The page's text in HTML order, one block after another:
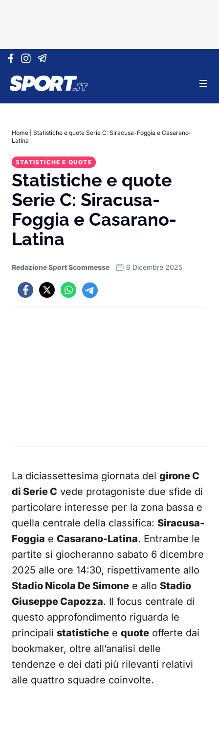
Vai al contenuto
Home
Statistiche e quote Serie C: Siracusa-Foggia e Casarano-
Latina
STATISTICHE E QUOTE
Statistiche e quote
Serie C: Siracusa-
Foggia e Casarano-
Latina
Redazione Sport Scommesse 6 Dicembre 2025
La diciassettesima giornata del girone C
di Serie C vede protagoniste due sfide di
particolare interesse per la zona bassa e
quella centrale della classifica: Siracusa-
Foggia e Casarano-Latina. Entrambe le
partite si giocheranno sabato 6 dicembre
2025 alle ore 14:30, rispettivamente allo
Stadio Nicola De Simone e allo Stadio
Giuseppe Capozza. Il focus centrale di
questo approfondimento riguarda le
principali statistiche e quote offerte dai
bookmaker, oltre all’analisi delle
tendenze e dei dati più rilevanti relativi
alle quattro squadre coinvolte.